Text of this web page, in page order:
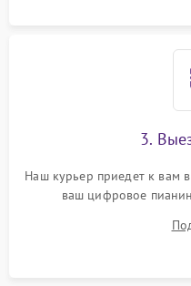
3.
Наш курьер приедет к вам
ваш цифровое